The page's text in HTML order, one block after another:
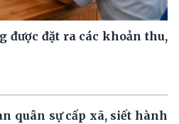
được đặt ra các khoản thu,
quân sự cấp xã, siết hành